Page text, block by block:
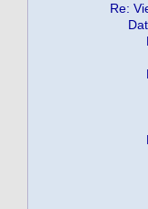
Re: